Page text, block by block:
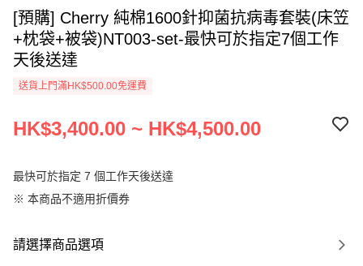
[預購] Cherry 純棉1600針抑菌抗病毒套裝(床笠
+枕袋+被袋)NT003-set-最快可於指定7個工作
天後送達
送貨上門滿HK$500.00免運費
HK$3,400.00 ~ HK$4,500.00
最快可於指定 7 個工作天後送達
※ 本商品不適用折價券
請選擇商品選項